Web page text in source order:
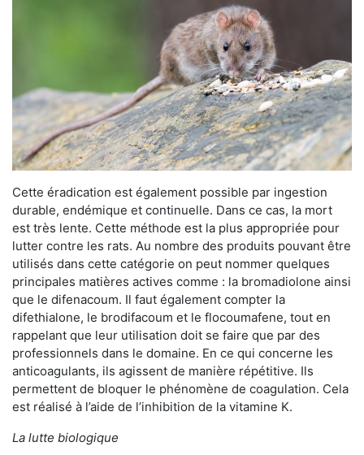
Cette éradication est également possible par ingestion
durable, endémique et continuelle. Dans ce cas, la mort
est très lente. Cette méthode est la plus appropriée pour
lutter contre les rats. Au nombre des produits pouvant être
utilisés dans cette catégorie on peut nommer quelques
principales matières actives comme : la bromadiolone ainsi
que le difenacoum. Il faut également compter la
difethialone, le brodifacoum et le flocoumafene, tout en
rappelant que leur utilisation doit se faire que par des
professionnels dans le domaine. En ce qui concerne les
anticoagulants, ils agissent de manière répétitive. Ils
permettent de bloquer le phénomène de coagulation. Cela
est réalisé à l’aide de l’inhibition de la vitamine K.
La lutte biologique